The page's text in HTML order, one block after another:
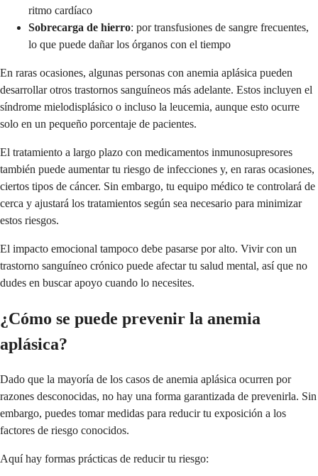
ritmo cardíaco
Sobrecarga de hierro: por transfusiones de sangre frecuentes,
lo que puede dañar los órganos con el tiempo
En raras ocasiones, algunas personas con anemia aplásica pueden
desarrollar otros trastornos sanguíneos más adelante. Estos incluyen el
síndrome mielodisplásico o incluso la leucemia, aunque esto ocurre
solo en un pequeño porcentaje de pacientes.
El tratamiento a largo plazo con medicamentos inmunosupresores
también puede aumentar tu riesgo de infecciones y, en raras ocasiones,
ciertos tipos de cáncer. Sin embargo, tu equipo médico te controlará de
cerca y ajustará los tratamientos según sea necesario para minimizar
estos riesgos.
El impacto emocional tampoco debe pasarse por alto. Vivir con un
trastorno sanguíneo crónico puede afectar tu salud mental, así que no
dudes en buscar apoyo cuando lo necesites.
¿Cómo se puede prevenir la anemia
aplásica?
Dado que la mayoría de los casos de anemia aplásica ocurren por
razones desconocidas, no hay una forma garantizada de prevenirla. Sin
embargo, puedes tomar medidas para reducir tu exposición a los
factores de riesgo conocidos.
Aquí hay formas prácticas de reducir tu riesgo: